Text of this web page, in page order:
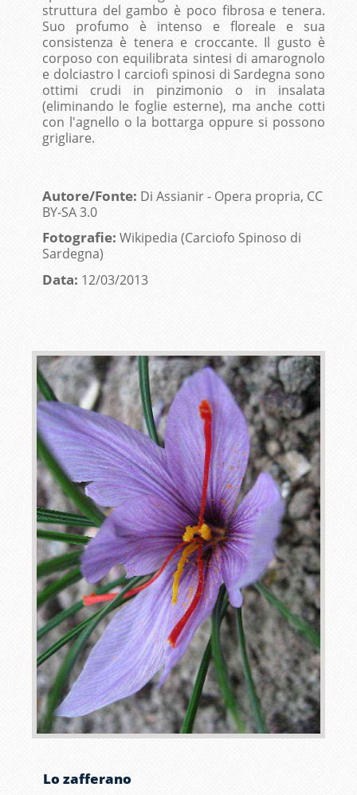
struttura del gambo è poco fibrosa e tenera.
Suo profumo è intenso e floreale e sua
consistenza è tenera e croccante. Il gusto è
corposo con equilibrata sintesi di amarognolo
e dolciastro I carciofi spinosi di Sardegna sono
ottimi crudi in pinzimonio o in insalata
(eliminando le foglie esterne), ma anche cotti
con l'agnello o la bottarga oppure si possono
grigliare.
Autore/Fonte: Di Assianir - Opera propria, CC
BY-SA 3.0
Fotografie: Wikipedia (Carciofo Spinoso di
Sardegna)
Data: 12/03/2013
Lo zafferano